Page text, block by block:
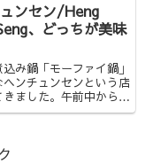
ンセン/Heng
、どっちが美味
み鍋「モーファイ鍋」
ヘンチュンセンという店
きました。午前中から混
ます。ヘンチュンセンと
こちら→バンコクで絶